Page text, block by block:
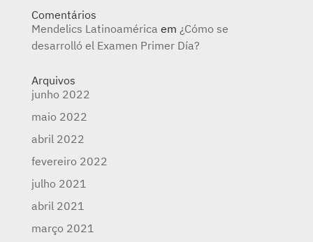
Comentários
Mendelics Latinoamérica em ¿Cómo se
desarrolló el Examen Primer Día?
Arquivos
junho 2022
maio 2022
abril 2022
fevereiro 2022
julho 2021
abril 2021
março 2021